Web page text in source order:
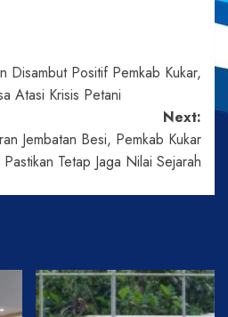
Disambut Positif Pemkab Kukar,
Atasi Krisis Petani
Next:
Jembatan Besi, Pemkab Kukar
Pastikan Tetap Jaga Nilai Sejarah